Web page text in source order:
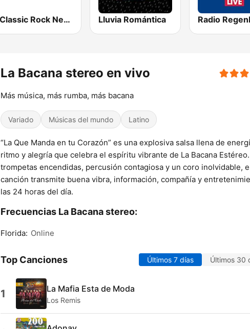
Classic Rock New York Lluvia Romántica
La Bacana stereo en vivo
Más música, más rumba, más bacana
Variado Músicas del mundo Latino
“La Que Manda en tu Corazón” es una explosiva salsa llena de
ritmo y alegría que celebra el espíritu vibrante de La Bacana
trompetas encendidas, percusión contagiosa y un coro inolvidable,
canción transmite buena vibra, información, compañía y
las 24 horas del día.
Frecuencias La Bacana stereo:
Florida: Online
Top Canciones Últimos 7 días Últimos 30
1 La Mafia Esta de Moda
Los Remis